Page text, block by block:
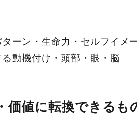
ーン・生命力・セルフイメ
動機付け・頭部・眼・脳
価値に転換できるも